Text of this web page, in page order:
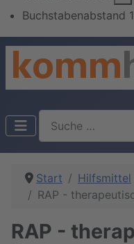
Buchstabenabstand
Start Hilfsmittel
RAP -
RAP -